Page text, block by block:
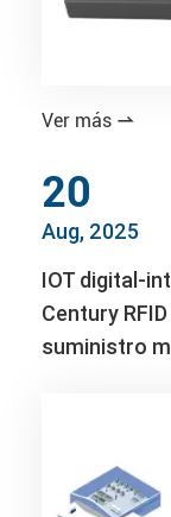
Ver más 
20
Aug, 2025
IOT digital-
Century
suministro